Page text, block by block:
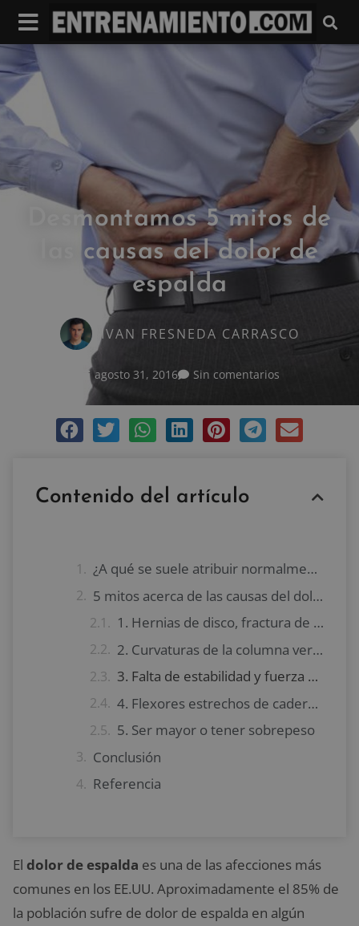
Desmontamos 5 mitos de
las causas del dolor de
espalda
IVAN FRESNEDA CARRASCO
agosto 31, 2016 Sin comentarios
Contenido del artículo
¿A qué se suele atribuir normalmente el dolor de espalda?
5 mitos acerca de las causas del dolor de espalda
1. Hernias de disco, fractura de vértebras y estenosis
2. Curvaturas de la columna vertebral o asimetría de la longitud de las piernas
3. Falta de estabilidad y fuerza en el core
4. Flexores estrechos de cadera y tensión de los músculos isquiotibiales
5. Ser mayor o tener sobrepeso
Conclusión
Referencia
El dolor de espalda es una de las afecciones más
comunes en los EE.UU. Aproximadamente el 85% de
la población sufre de dolor de espalda en algún